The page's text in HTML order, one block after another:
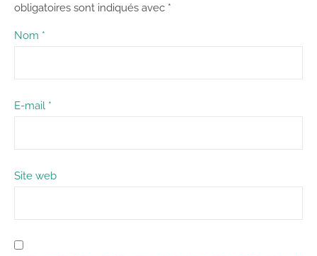
obligatoires sont indiqués avec *
Nom *
E-mail *
Site web